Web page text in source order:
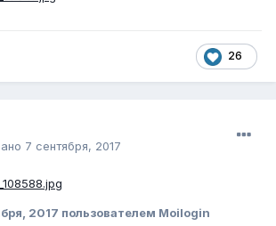
26
7 сентября, 2017
2017 пользователем Moilogin